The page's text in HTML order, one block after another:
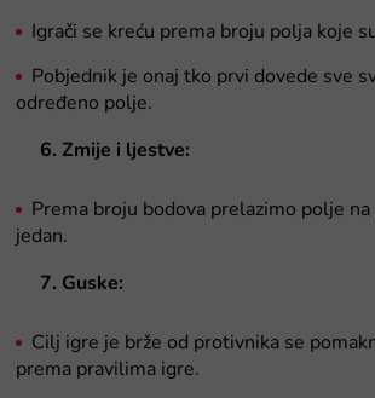
Igrači se kreću prema broju polja koje
Pobjednik je onaj tko prvi dovede sve
određeno polje.
6. Zmije i ljestve:
Prema broju bodova prelazimo polje
jedan.
7. Guske:
Cilj igre je brže od protivnika se
prema pravilima igre.